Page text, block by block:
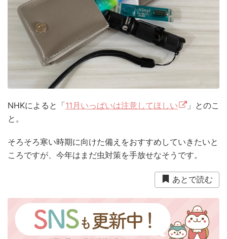
NHKによると「11月いっぱいは注意してほしい
」とのこ
と。
そろそろ寒い時期に向けた備えをおすすめしていきたいと
ころですが、今年はまだ虫対策を手放せなそうです。
あとで読む